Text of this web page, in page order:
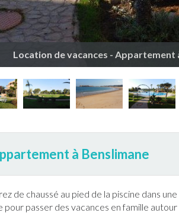
Location de vacances - Appartement
à Benslimane
de chaussé au pied de la piscine dans
pour passer des vacances en famille autour